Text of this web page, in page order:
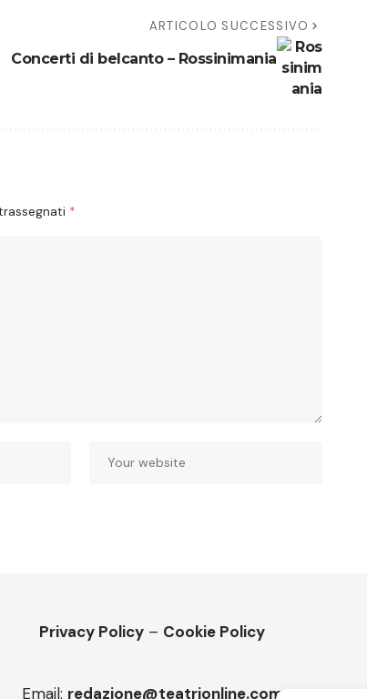
ARTICOLO SUCCESSIVO
Concerti di belcanto – Rossinimania
*
Privacy Policy – Cookie Policy
Email: redazione@teatrionline.com